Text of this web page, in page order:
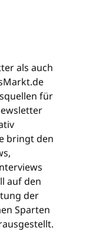
als auch
für
bringt den
auf den
der
Sparten